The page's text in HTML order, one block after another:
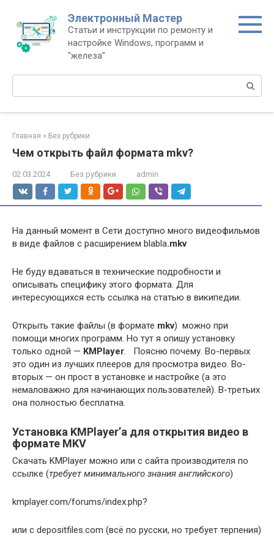
контенту
Электронный Мастер
Статьи и инструкции по ремонту и
настройке Windows, программ и
"железа"
Поиск:
Главная » Без рубрики
Чем открыть файл формата mkv?
02.03.2024 Без рубрики admin
На данный момент в Сети доступно много видеофильмов
в виде файлов с расширением blabla.mkv
Не буду вдаваться в технические подробности и
описывать специфику этого формата. Для
интересующихся есть ссылка на статью в википедии.
Открыть такие файлы (в формате mkv) можно при
помощи многих программ. Но тут я опишу установку
только одной — KMPlayer. Поясню почему. Во-первых
это один из лучших плееров для просмотра видео. Во-
вторых — он прост в установке и настройке (а это
немаловажно для начинающих пользователей). В-третьих
она полностью бесплатна.
Установка KMPlayer’а для открытия видео в
формате MKV
Скачать KMPlayer можно или с сайта производителя по
ссылке (требует минимального знания английского)
kmplayer.com/forums/index.php?
или с depositfiles.com (всё по русски, но требует терпения)